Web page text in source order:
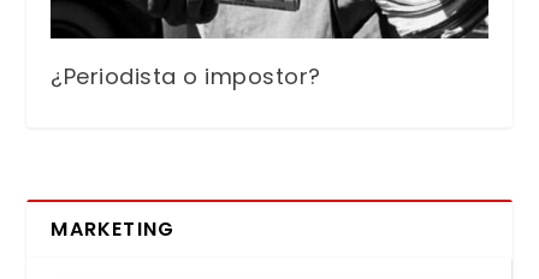
¿Periodista o impostor?
MARKETING